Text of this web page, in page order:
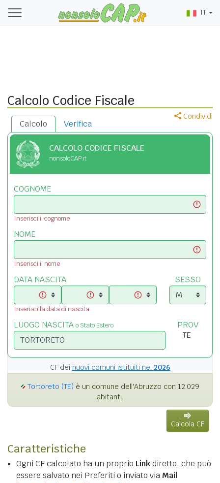
IT
Calcolo Codice Fiscale
Condividi
Calcolo Verifica
CALCOLO CODICE FISCALE
nonsoloCAP.it
COGNOME
Inserisci il cognome
NOME
Inserisci il nome
DATA NASCITA
Inserisci la data di nascita
SESSO
LUOGO NASCITA o Stato Estero PROV
CF dei nuovi comuni istituiti nel 2026
Tortoreto (TE) è un comune dell'Abruzzo con 12.029
abitanti.
Calcola CF
Caratteristiche
Ogni CF calcolato ha un proprio Linkdiretto, che può
essere salvato nei Preferiti o inviato via Mail